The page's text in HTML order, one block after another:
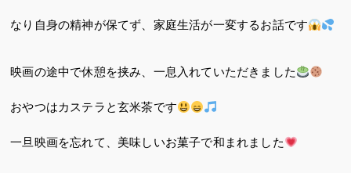
なり自身の精神が保てず、家庭生活が一変するお話です
映画の途中で休憩を挟み、一息入れていただきました
おやつはカステラと玄米茶です
一旦映画を忘れて、美味しいお菓子で和まれました